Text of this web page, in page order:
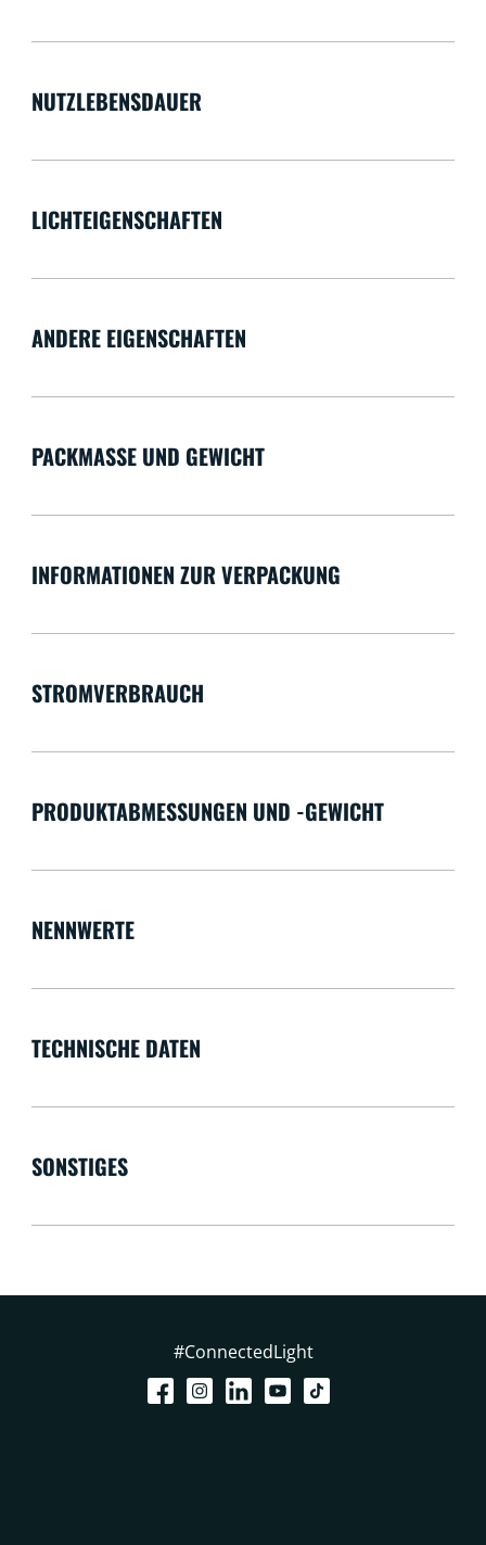
NUTZLEBENSDAUER
LICHTEIGENSCHAFTEN
ANDERE EIGENSCHAFTEN
PACKMASSE UND GEWICHT
INFORMATIONEN ZUR VERPACKUNG
STROMVERBRAUCH
PRODUKTABMESSUNGEN UND -GEWICHT
NENNWERTE
TECHNISCHE DATEN
SONSTIGES
#ConnectedLight